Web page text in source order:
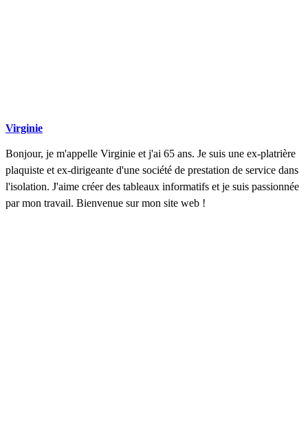
Virginie
Bonjour, je m'appelle Virginie et j'ai 65 ans. Je suis une ex-platrière
plaquiste et ex-dirigeante d'une société de prestation de service dans
l'isolation. J'aime créer des tableaux informatifs et je suis passionnée
par mon travail. Bienvenue sur mon site web !